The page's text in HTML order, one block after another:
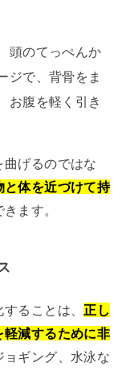
頭のてっぺんか
ジで、背骨をま
お腹を軽く引き
曲げるのではな
と体を近づけて持
ます。
ることは、 正し
軽減するために非
ギング、水泳な